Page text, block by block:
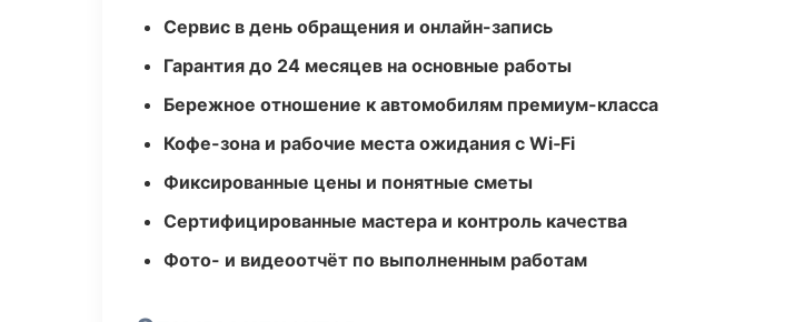
Сервис в день обращения и онлайн-запись
Гарантия до 24 месяцев на основные работы
Бережное отношение к автомобилям премиум-класса
Кофе-зона и рабочие места ожидания с Wi‑Fi
Фиксированные цены и понятные сметы
Сертифицированные мастера и контроль качества
Фото- и видеоотчёт по выполненным работам